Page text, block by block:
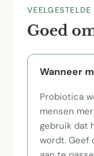
VEELGESTELDE
Goed
Wanneer
Probiotica
mensen
gebruik dat
wordt. Geef